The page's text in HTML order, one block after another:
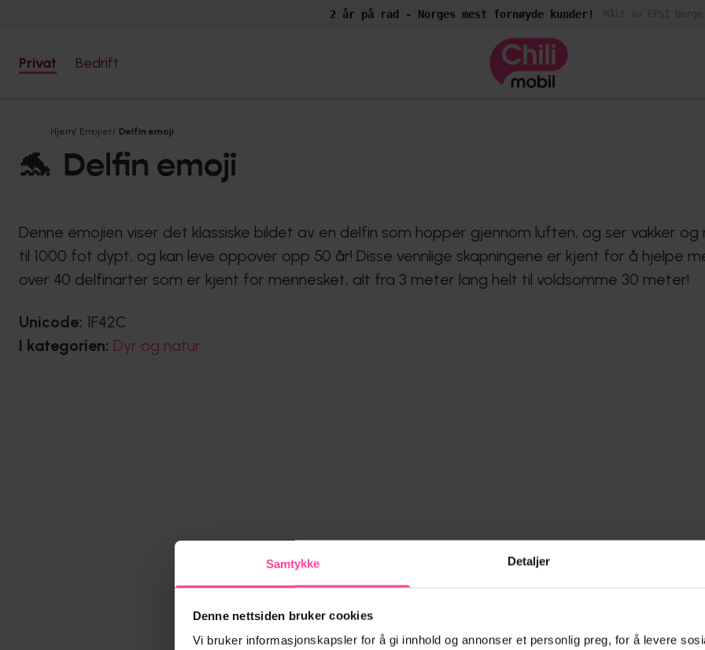
Samtykke Detaljer
Denne nettsiden bruker cookies
Vi bruker informasjonskapsler for å gi innhold og annonser et personlig preg, for å levere
2 år på rad - Norges mest fornøyde kunder! Målt av EPSI Norge
Privat Bedrift
Hjem/ Emojier/ Delfin emoji
🐬 Delfin emoji
Denne emojien viser det klassiske bildet av en delfin som hopper gjennom luften, og ser vakker
til 1000 fot dypt, og kan leve oppover opp 50 år! Disse vennlige skapningene er kjent for å hjelpe
over 40 delfinarter som er kjent for mennesket, alt fra 3 meter lang helt til voldsomme 30 meter!
Unicode: 1F42C
I kategorien: Dyr og natur